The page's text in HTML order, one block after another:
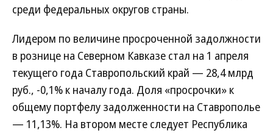
среди федеральных округов страны.
Лидером по величине просроченной задолжности
в рознице на Северном Кавказе стал на 1 апреля
текущего года Ставропольский край — 28,4 млрд
руб., -0,1% к началу года. Доля «просрочки» к
общему портфелу задолженности на Ставрополье
— 11,13%. На втором месте следует Республика